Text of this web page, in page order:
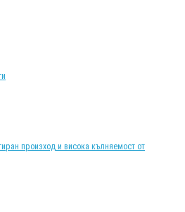
произход и висока кълняемост от